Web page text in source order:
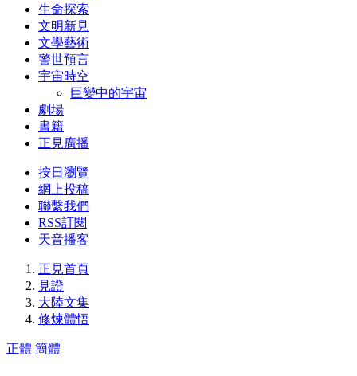
生命探索
文明新見
文學藝術
警世預言
宇宙時空
巨變中的宇宙
劇場
書籍
正見廣播
按日瀏覽
網上投稿
聯繫我們
RSS訂閱
天音播客
正見首頁
見證
大陸文集
修煉體悟
正體 簡體